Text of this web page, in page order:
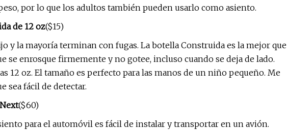
por lo que los adultos también pueden usarlo como asiento.
de 12 oz($15)
y la mayoría terminan con fugas. La botella Construida es la mejor que
se enrosque firmemente y no gotee, incluso cuando se deja de lado.
12 oz. El tamaño es perfecto para las manos de un niño pequeño. Me
sea fácil de detectar.
($60)
para el automóvil es fácil de instalar y transportar en un avión.